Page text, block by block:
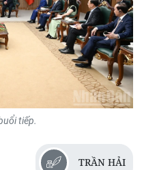
tiếp.
TRẦN HẢI